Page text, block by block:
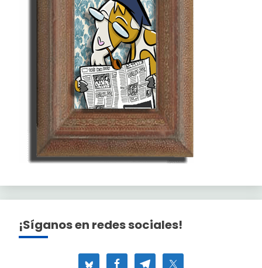
¡Síganos en redes sociales!